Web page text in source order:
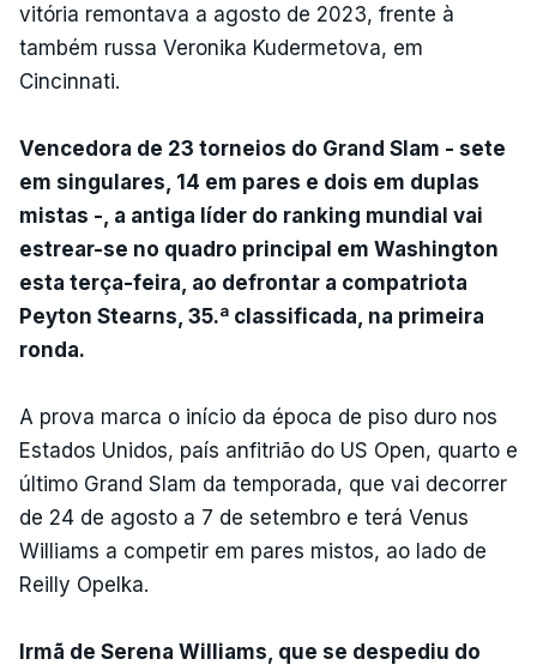
vitória remontava a agosto de 2023, frente à
também russa Veronika Kudermetova, em
Cincinnati.
Vencedora de 23 torneios do Grand Slam - sete
em singulares, 14 em pares e dois em duplas
mistas -, a antiga líder do ranking mundial vai
estrear-se no quadro principal em Washington
esta terça-feira, ao defrontar a compatriota
Peyton Stearns, 35.ª classificada, na primeira
ronda.
A prova marca o início da época de piso duro nos
Estados Unidos, país anfitrião do US Open, quarto e
último Grand Slam da temporada, que vai decorrer
de 24 de agosto a 7 de setembro e terá Venus
Williams a competir em pares mistos, ao lado de
Reilly Opelka.
Irmã de Serena Williams, que se despediu do